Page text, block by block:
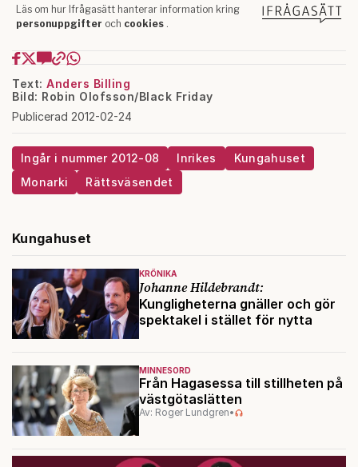
Text: Anders Billing
Bild: Robin Olofsson/Black Friday
Publicerad 2012-02-24
Ingår i nummer 2012-08 Inrikes
Kungahuset
Monarki
Rättsväsendet
Kungahuset
KRÖNIKA
Johanne Hildebrandt:
Kungligheterna gnäller och gör
spektakel i stället för nytta
MINNESORD
Från Hagasessa till stillheten på
västgötaslätten
Av: Roger Lundgren•